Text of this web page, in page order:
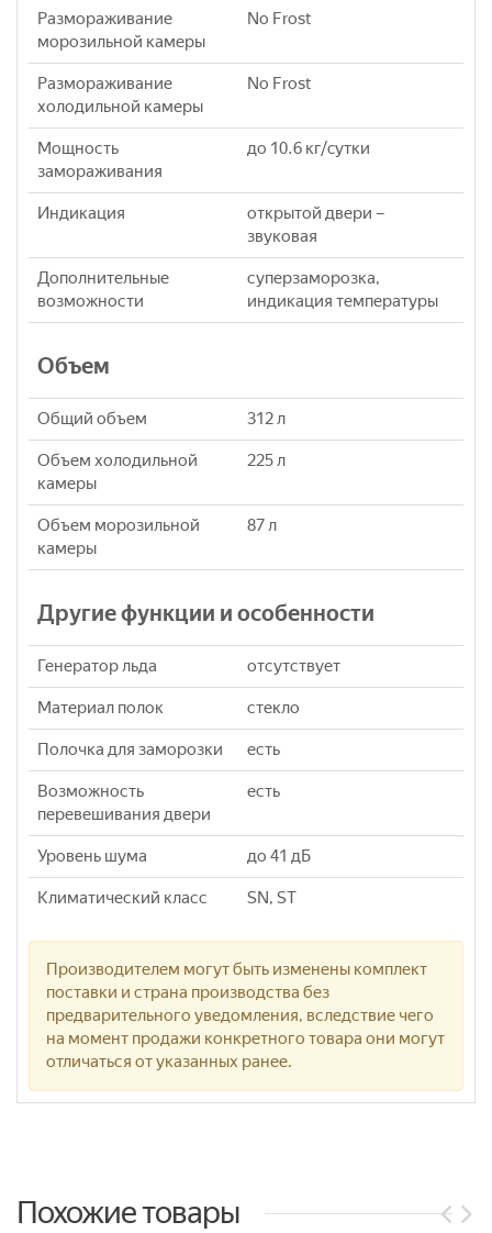
Размораживание
морозильной камеры
No Frost
Размораживание
холодильной камеры
No Frost
Мощность
замораживания
до 10.6 кг/cутки
Индикация
открытой двери –
звуковая
Дополнительные
возможности
суперзаморозка,
индикация температуры
Объем
Общий объем 312 л
Объем холодильной
камеры
225 л
Объем морозильной
камеры
87 л
Другие функции и особенности
Генератор льда отсутствует
Материал полок стекло
Полочка для заморозки есть
Возможность
перевешивания двери
есть
Уровень шума до 41 дБ
Климатический класс SN, ST
Производителем могут быть изменены комплект
поставки и страна производства без
предварительного уведомления, вследствие чего
на момент продажи конкретного товара они могут
отличаться от указанных ранее.
Похожие товары